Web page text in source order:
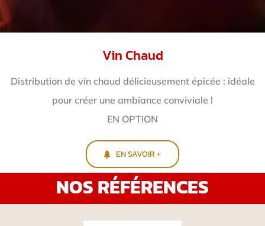
Vin Chaud
Distribution de vin chaud délicieusement épicée : idéale
pour créer une ambiance conviviale !
EN OPTION
EN SAVOIR +
NOS RÉFÉRENCES